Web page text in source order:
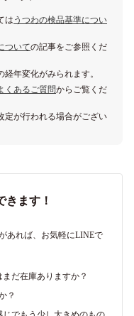
は うつわの検品基準につい
ついての記事をご参照くだ
年変化がみられます。
くあるご質問からご覧くだ
定が行われる場合がござい
ます！
あれば、お気軽にLINEで
だ在庫ありますか？
？